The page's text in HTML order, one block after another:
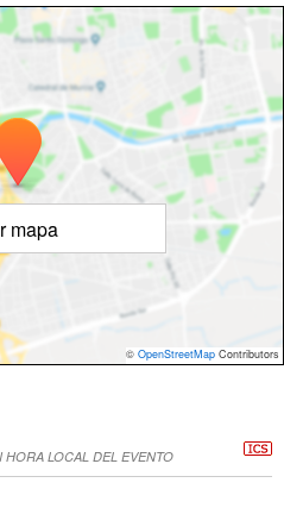
mapa
© OpenStreetMap Contributors
HORA LOCAL DEL EVENTO